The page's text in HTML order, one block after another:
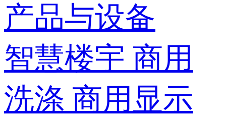
产品与设备
智慧楼宇 商用
洗涤 商用显示